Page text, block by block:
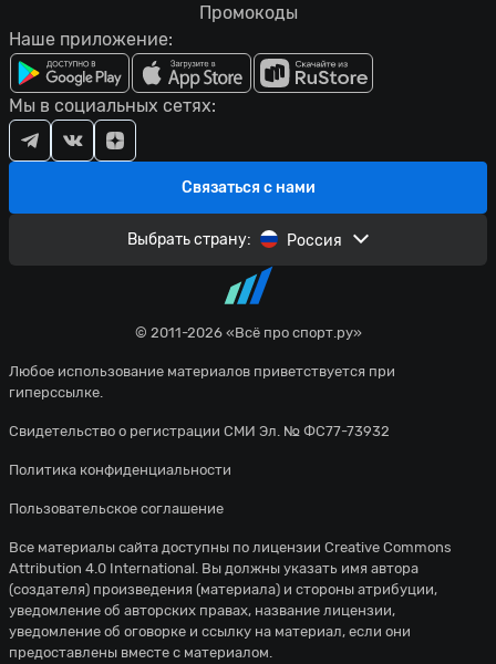
© 2011-2026 «Всё про спорт.ру»
Любое использование материалов приветствуется при
гиперссылке.
Свидетельство о регистрации СМИ Эл. № ФС77-73932
Политика конфиденциальности
Пользовательское соглашение
Промокоды
Наше приложение:
Связаться с нами
Мы в социальных сетях:
Выбрать страну: Россия
Все материалы сайта доступны по лицензии Creative Commons
Attribution 4.0 International . Вы должны указать имя автора
(создателя) произведения (материала) и стороны атрибуции,
уведомление об авторских правах, название лицензии,
уведомление об оговорке и ссылку на материал, если они
предоставлены вместе с материалом.